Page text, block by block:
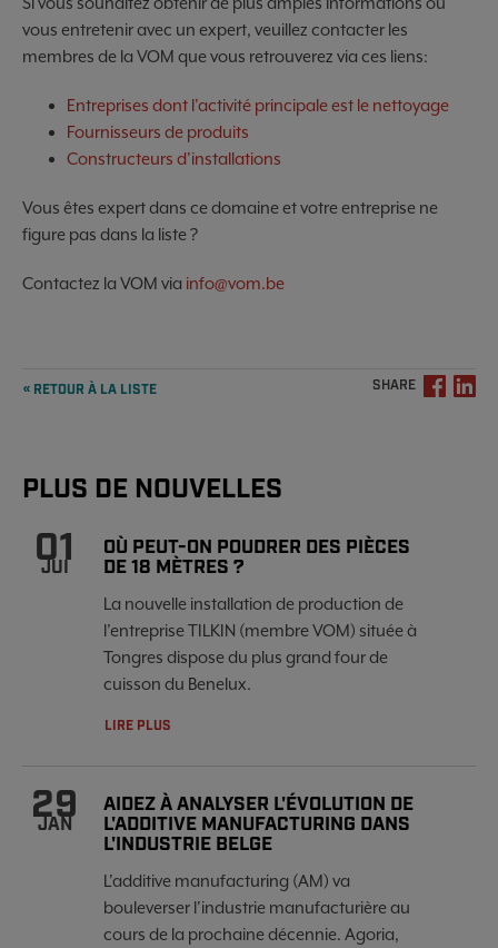
vous entretenir avec un expert, veuillez contacter les
membres de la VOM que vous retrouverez via ces liens:
Entreprises dont l'activité principale est le nettoyage
Fournisseurs de produits
Constructeurs d'installations
Vous êtes expert dans ce domaine et votre entreprise ne
figure pas dans la liste ?
Contactez la VOM via info@vom.be
« RETOUR À LA LISTE SHARE
PLUS DE NOUVELLES
01
JUI
OÙ PEUT-ON POUDRER DES PIÈCES
DE 18 MÈTRES ?
La nouvelle installation de production de
l’entreprise TILKIN (membre VOM) située à
Tongres dispose du plus grand four de
cuisson du Benelux.
LIRE PLUS
29
JAN
AIDEZ À ANALYSER L'ÉVOLUTION DE
L'ADDITIVE MANUFACTURING DANS
L'INDUSTRIE BELGE
L'additive manufacturing (AM) va
bouleverser l'industrie manufacturière au
cours de la prochaine décennie. Agoria,